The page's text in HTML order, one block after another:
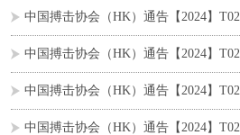
中国搏击协会（HK）通告【2024】
中国搏击协会（HK）通告【2024】
中国搏击协会（HK）通告【2024】
中国搏击协会（HK）通告【2024】